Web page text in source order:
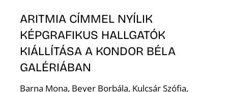
ARITMIA CÍMMEL NYÍLIK
KÉPGRAFIKUS HALLGATÓK
KIÁLLÍTÁSA A KONDOR BÉLA
GALÉRIÁBAN
Barna Mona, Beyer Borbála, Kulcsár Szófia,